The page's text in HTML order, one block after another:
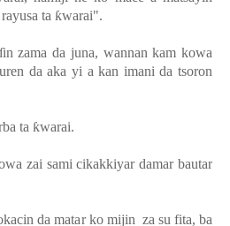
ta ƙwarai".
in zama da juna, wannan kam kowa
da aka yi a kan imani da tsoron
ta ƙwarai.
zai sami cikakkiyar damar bautar
da matar ko mijin za su fita, ba